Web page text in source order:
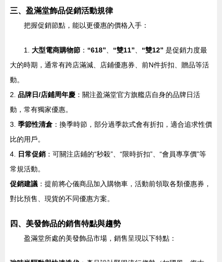
三、盈滿堂飾品促銷活動規律
把握促銷節點，能以更優惠的價格入手：
1. 大型電商購物節 ： “618” “雙11” “雙12” 是促銷力度最
大的時期，通常有跨店滿減、店鋪優惠券、前N件折扣、贈品等活
動。
2. 品牌日/店鋪周年慶 ：關注盈滿堂官方旗艦店自身的品牌日活
動，常有獨家優惠。
3. 季節性清倉 ：換季時節，部分過季款式會有折扣，適合追求性價
比的用戶。
4.
日常促銷 ：可關注店鋪的“秒殺”、“限時折扣”、“會員專享價”等
常規活動。
促銷建議 ：提前將心儀商品加入購物車，活動前領取各類優惠券，
對比預售、現貨的不同優惠方案。
四、美發飾品的銷售特點與趨勢
盈滿堂所處的美發飾品市場，銷售呈現以下特點：